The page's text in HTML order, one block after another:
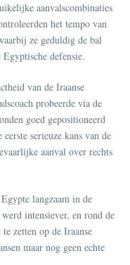
aanvalscombinaties
het tempo van
ze geduldig de bal
defensie.
van de Iraanse
probeerde via de
goed gepositioneerd
serieuze kans van de
aanval over rechts
langzaam in de
intensiever, en rond de
zetten op de Iraanse
maar nog geen echte